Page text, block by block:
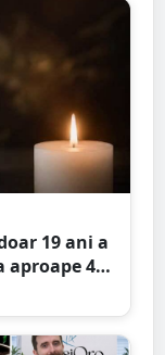
19 ani a
aproape 40